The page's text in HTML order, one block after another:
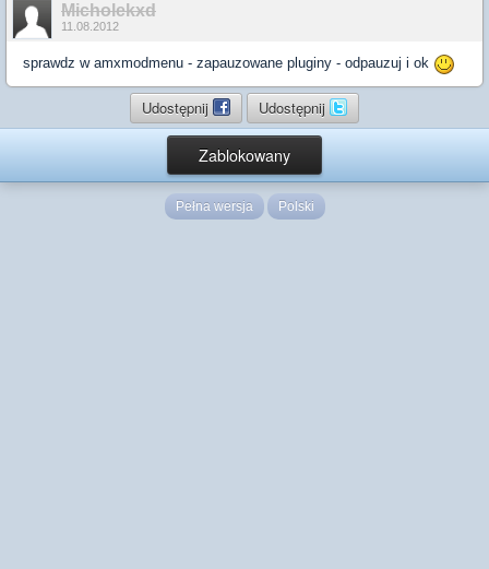
Micholekxd
11.08.2012
sprawdz w amxmodmenu - zapauzowane pluginy - odpauzuj i ok
Udostępnij Udostępnij
Zablokowany
Pełna wersja Polski